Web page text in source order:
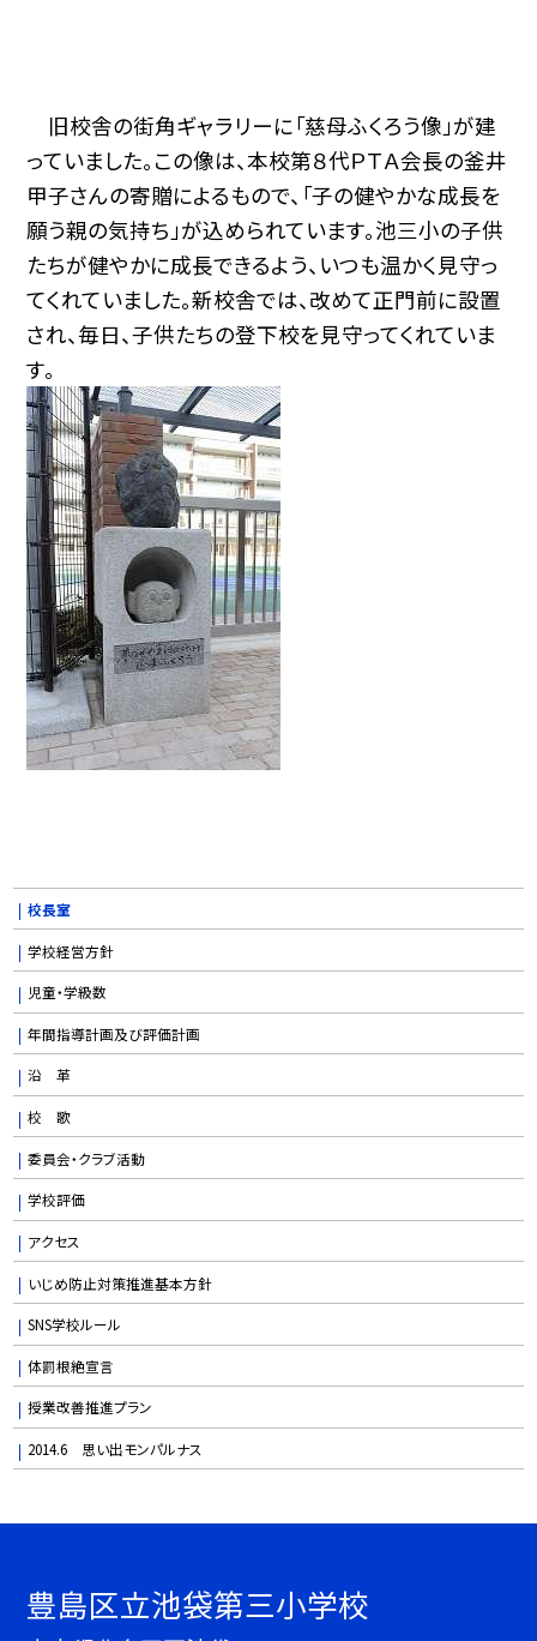
旧校舎の街角ギャラリーに「慈母ふくろう像」が建
っていました。この像は、本校第８代ＰＴＡ会長の釜井
甲子さんの寄贈によるもので、「子の健やかな成長を
願う親の気持ち」が込められています。池三小の子供
たちが健やかに成長できるよう、いつも温かく見守っ
てくれていました。新校舎では、改めて正門前に設置
され、毎日、子供たちの登下校を見守ってくれていま
す。
校長室
学校経営方針
児童・学級数
年間指導計画及び評価計画
沿 革
校 歌
委員会・クラブ活動
学校評価
アクセス
いじめ防止対策推進基本方針
SNS学校ルール
体罰根絶宣言
授業改善推進プラン
2014.6 思い出モンパルナス
豊島区立池袋第三小学校